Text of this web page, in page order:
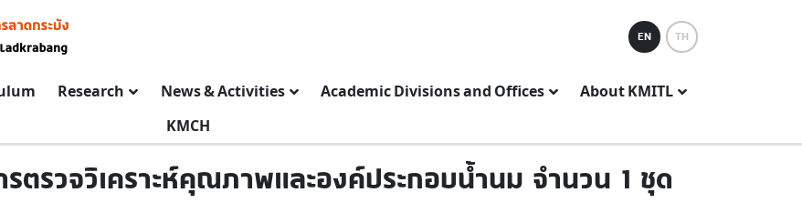
EN TH
Research News & Activities Academic Divisions and Offices
About KMITL
KMCH
ตรวจวิเคราะห์คุณภาพและองค์ประกอบน้ำนม จำนวน 1 ชุด